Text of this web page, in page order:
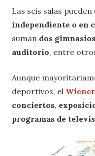
Las seis salas
independiente o en
suman dos gimnasios
auditorio, entre
Aunque
deportivos, el
conciertos,
programas de